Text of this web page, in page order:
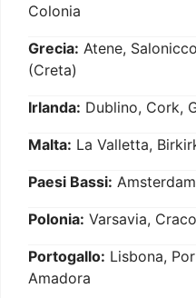
Colonia
Grecia: Atene,
(Creta)
Irlanda: Dublino, Cork,
Malta: La Valletta,
Paesi Bassi:
Polonia: Varsavia,
Portogallo: Lisbona,
Amadora